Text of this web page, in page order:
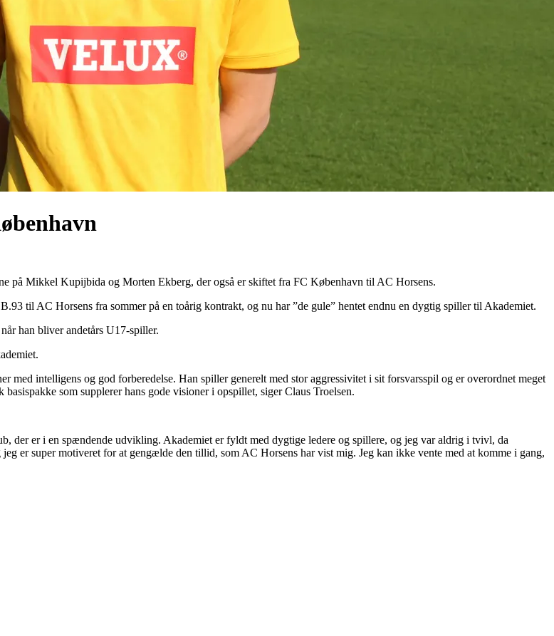
på Mikkel Kupijbida og Morten Ekberg, der også er skiftet fra FC København til AC Horsens.
til AC Horsens fra sommer på en toårig kontrakt, og nu har ”de gule” hentet endnu en dygtig spiller til Akademiet.
han bliver andetårs U17-spiller.
med intelligens og god forberedelse. Han spiller generelt med stor aggressivitet i sit forsvarsspil og er overordnet meget
som supplerer hans gode visioner i opspillet, siger Claus Troelsen.
der er i en spændende udvikling. Akademiet er fyldt med dygtige ledere og spillere, og jeg var aldrig i tvivl, da
er super motiveret for at gengælde den tillid, som AC Horsens har vist mig. Jeg kan ikke vente med at komme i gang,